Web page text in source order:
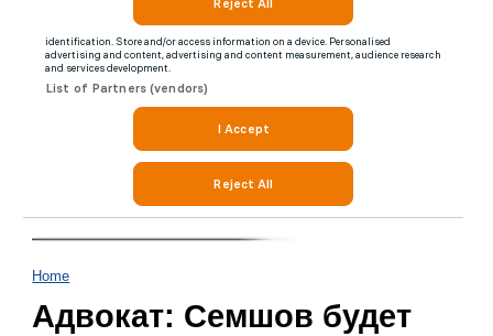
Home
Адвокат: Семшов будет